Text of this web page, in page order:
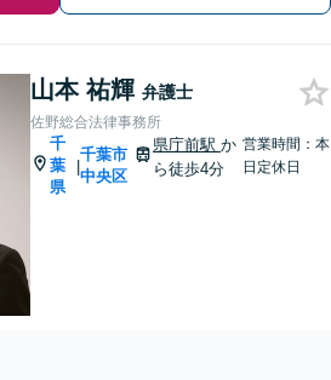
山本 祐輝 弁護士
佐野総合法律事務所
千
葉
県
|
千葉市
中央区
県庁前駅か
ら徒歩4分
営業時間：本
日定休日